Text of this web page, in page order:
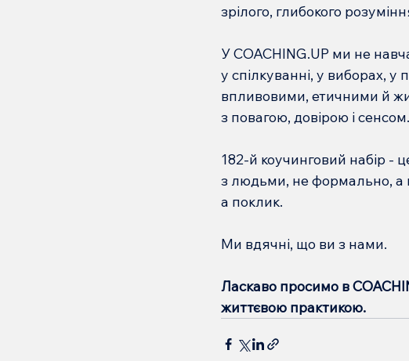
зрілого, глибокого
У COACHING.UP ми не
у спілкуванні, у виборах, у
впливовими, етичними й
з повагою, довірою і сенсом.
182-й коучинговий набір -
з людьми, не формально, а
а поклик.
Ми вдячні, що ви з нами.
Ласкаво просимо в
життєвою практикою.